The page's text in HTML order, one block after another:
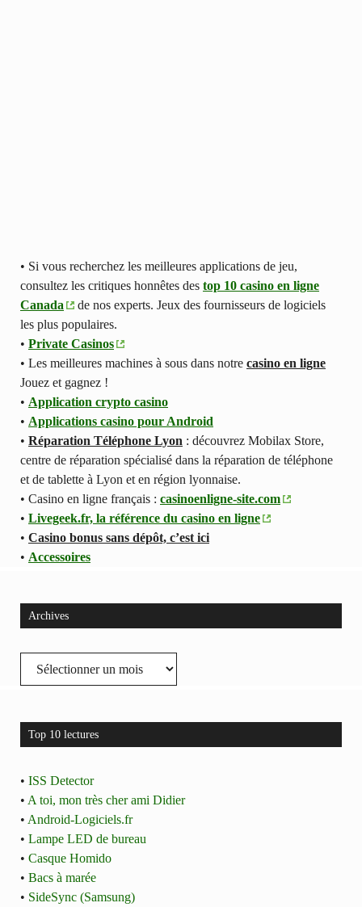
• Si vous recherchez les meilleures applications de jeu,
consultez les critiques honnêtes des top 10 casino en ligne
Canada
de nos experts. Jeux des fournisseurs de logiciels
les plus populaires.
• Private Casinos
• Les meilleures machines à sous dans notre casino en ligne
Jouez et gagnez !
• Application crypto casino
• Applications casino pour Android
• Réparation Téléphone Lyon : découvrez Mobilax Store,
centre de réparation spécialisé dans la réparation de téléphone
et de tablette à Lyon et en région lyonnaise.
• Casino en ligne français : casinoenligne-site.com
• Livegeek.fr, la référence du casino en ligne
• Casino bonus sans dépôt, c’est ici
• Accessoires
Archives
Archives
Top 10 lectures
• ISS Detector
• A toi, mon très cher ami Didier
• Android-Logiciels.fr
• Lampe LED de bureau
• Casque Homido
• Bacs à marée
• SideSync (Samsung)